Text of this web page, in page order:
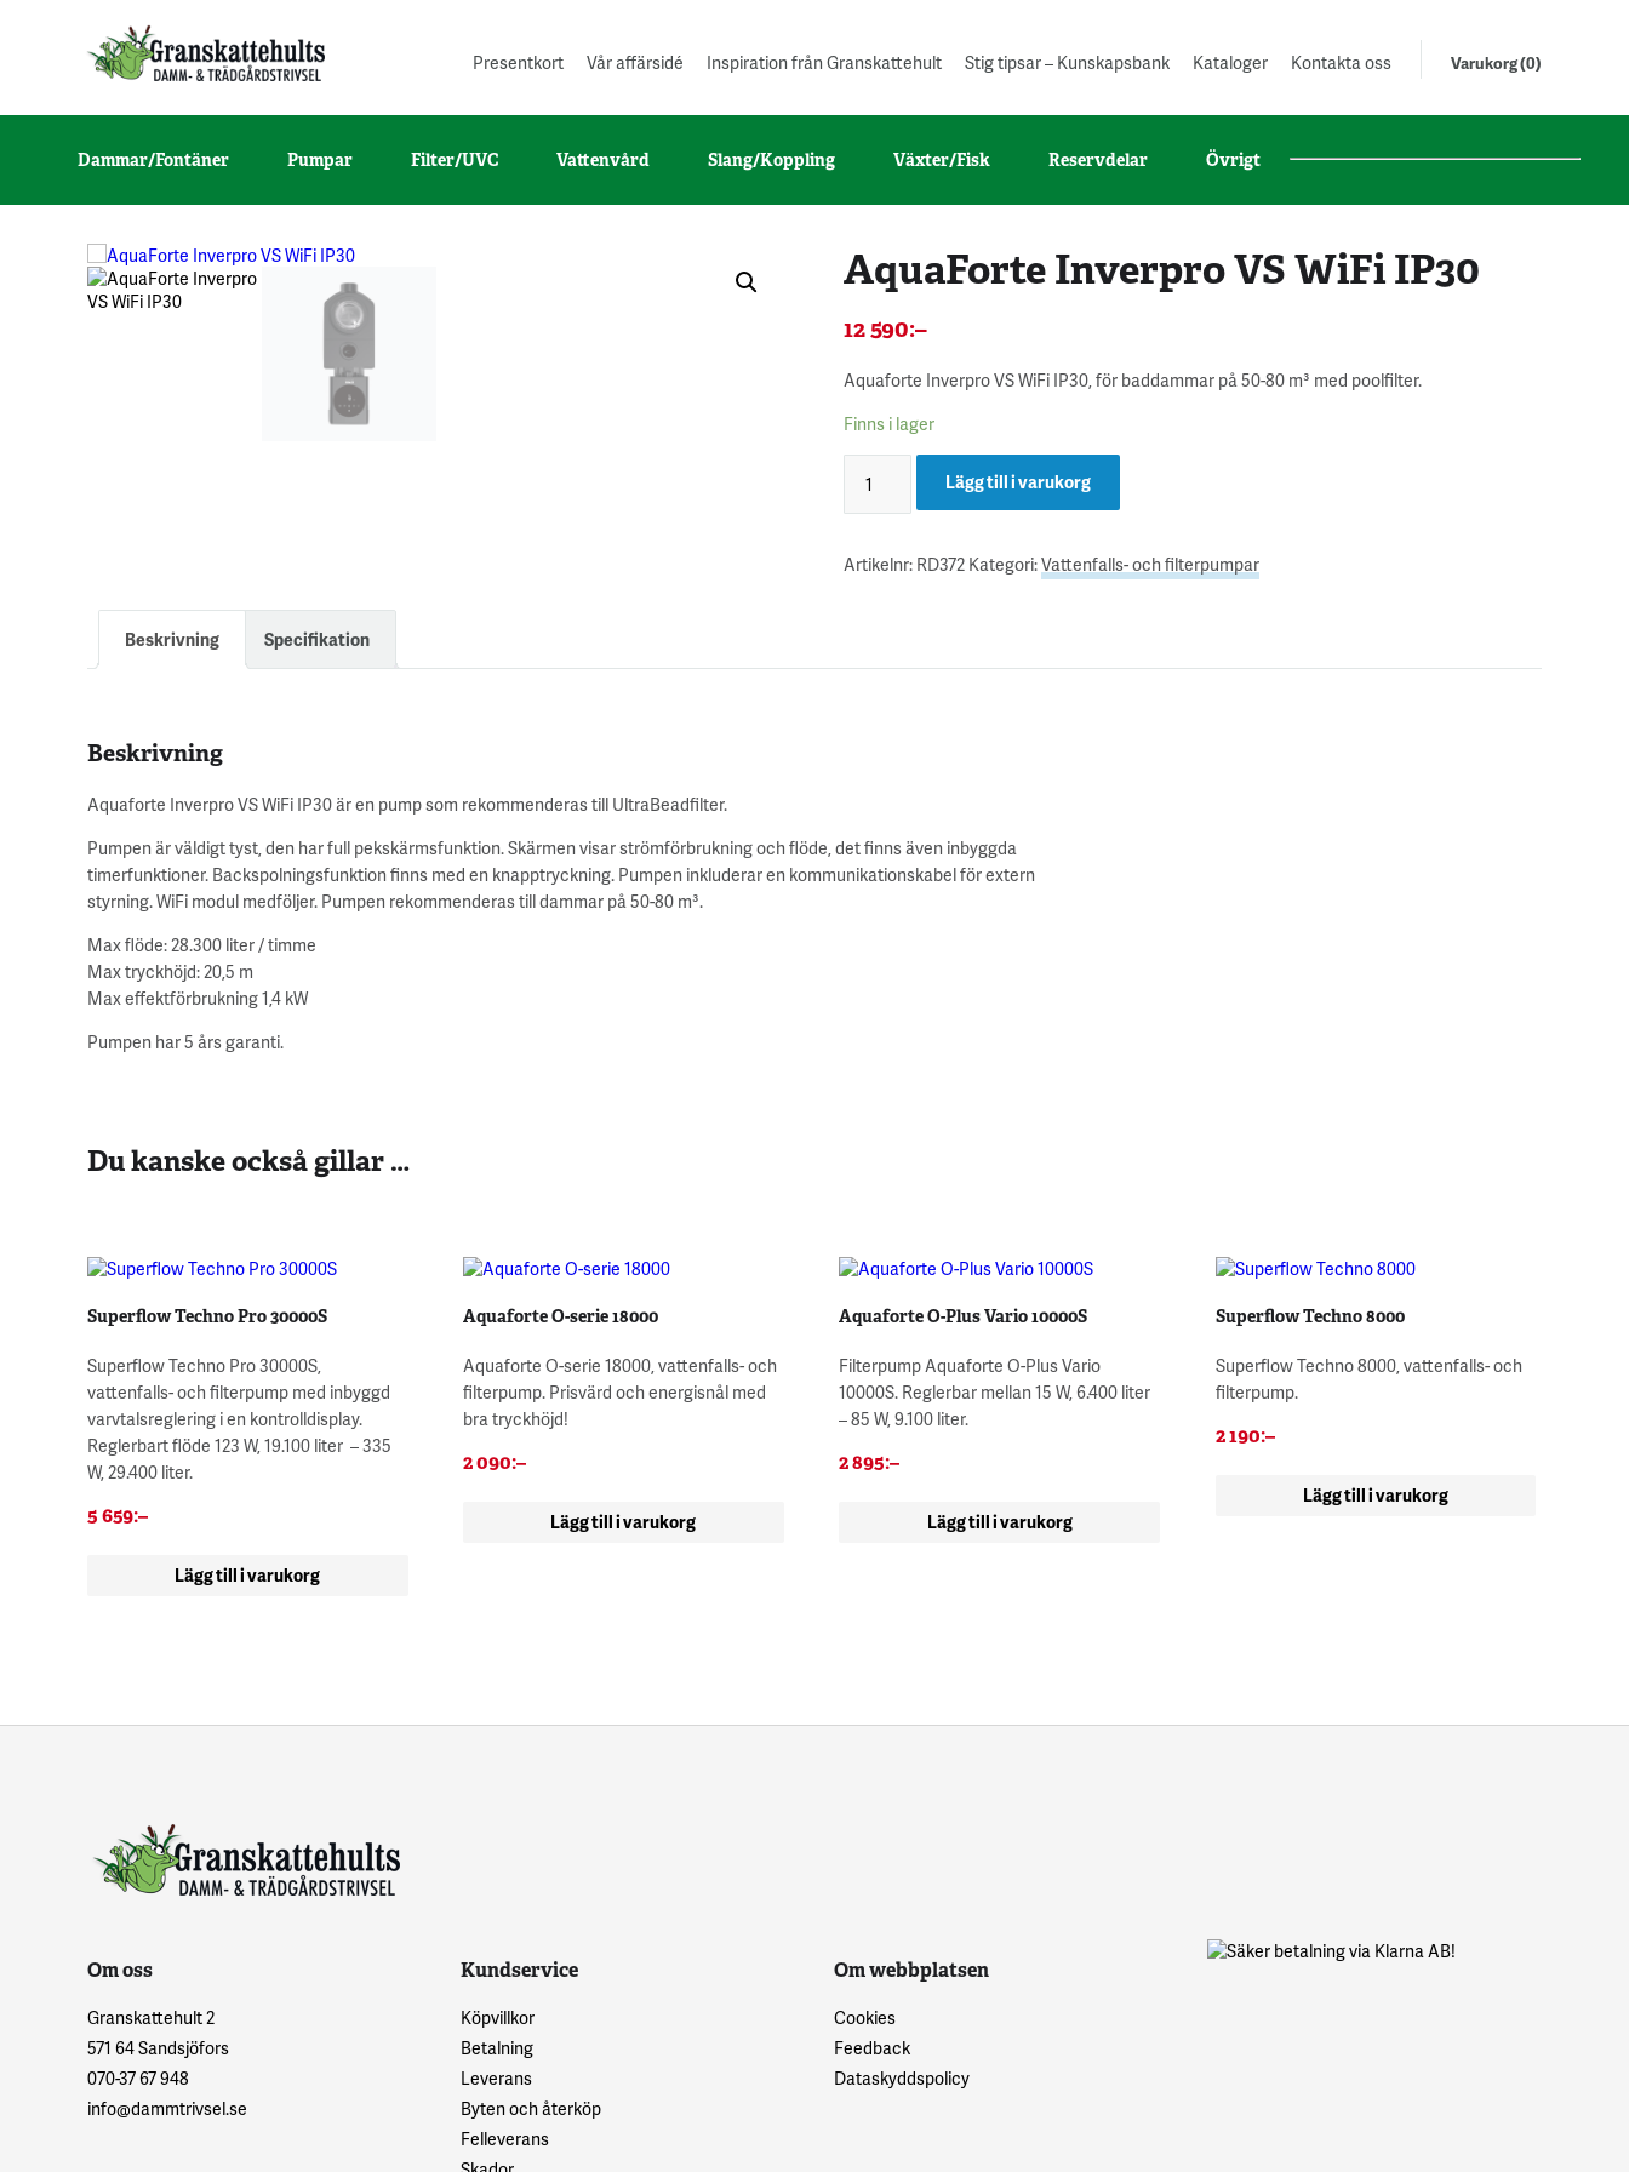
Varukorg (0)
Presentkort Vår affärsidé Inspiration från Granskattehult Stig tipsar – Kunskapsbank Kataloger Kontakta oss
Dammar/Fontäner Pumpar Filter/UVC Vattenvård Slang/Koppling Växter/Fisk Reservdelar Övrigt
AquaForte Inverpro VS WiFi IP30
12 590:–
Aquaforte Inverpro VS WiFi IP30, för baddammar på 50-80 m³ med poolfilter.
Finns i lager
Lägg till i varukorg
Artikelnr: RD372 Kategori:Vattenfalls- och filterpumpar
Beskrivning Specifikation
Beskrivning
Aquaforte Inverpro VS WiFi IP30 är en pump som rekommenderas till UltraBeadfilter.
Pumpen är väldigt tyst, den har full pekskärmsfunktion. Skärmen visar strömförbrukning och flöde, det finns även inbyggda
timerfunktioner. Backspolningsfunktion finns med en knapptryckning. Pumpen inkluderar en kommunikationskabel för extern
styrning. WiFi modul medföljer. Pumpen rekommenderas till dammar på 50-80 m³.
Max flöde: 28.300 liter / timme
Max tryckhöjd: 20,5 m
Max effektförbrukning 1,4 kW
Pumpen har 5 års garanti.
Du kanske också gillar …
Superflow Techno Pro 30000S
Superflow Techno Pro 30000S,
vattenfalls- och filterpump med inbyggd
varvtalsreglering i en kontrolldisplay.
Reglerbart flöde 123 W, 19.100 liter – 335
W, 29.400 liter.
5 659:–
Lägg till i varukorg
Aquaforte O-serie 18000
Aquaforte O-serie 18000, vattenfalls- och
filterpump. Prisvärd och energisnål med
bra tryckhöjd!
2 090:–
Lägg till i varukorg
Aquaforte O-Plus Vario 10000S
Filterpump Aquaforte O-Plus Vario
10000S. Reglerbar mellan 15 W, 6.400 liter
– 85 W, 9.100 liter.
2 895:–
Lägg till i varukorg
Superflow Techno 8000
Superflow Techno 8000, vattenfalls- och
filterpump.
2 190:–
Lägg till i varukorg
Om oss
Granskattehult 2
571 64 Sandsjöfors
070-37 67 948
info@dammtrivsel.se
Kundservice
Köpvillkor
Betalning
Leverans
Byten och återköp
Felleverans
Om webbplatsen
Cookies
Feedback
Dataskyddspolicy